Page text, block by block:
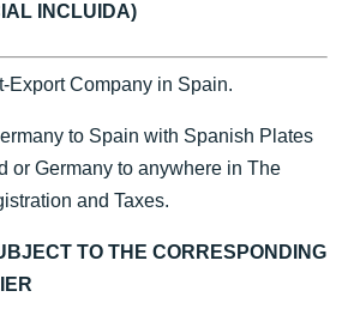
INCLUIDA)
Export Company in Spain.
to Spain with Spanish Plates
or Germany to anywhere in The
and Taxes.
TO THE CORRESPONDING